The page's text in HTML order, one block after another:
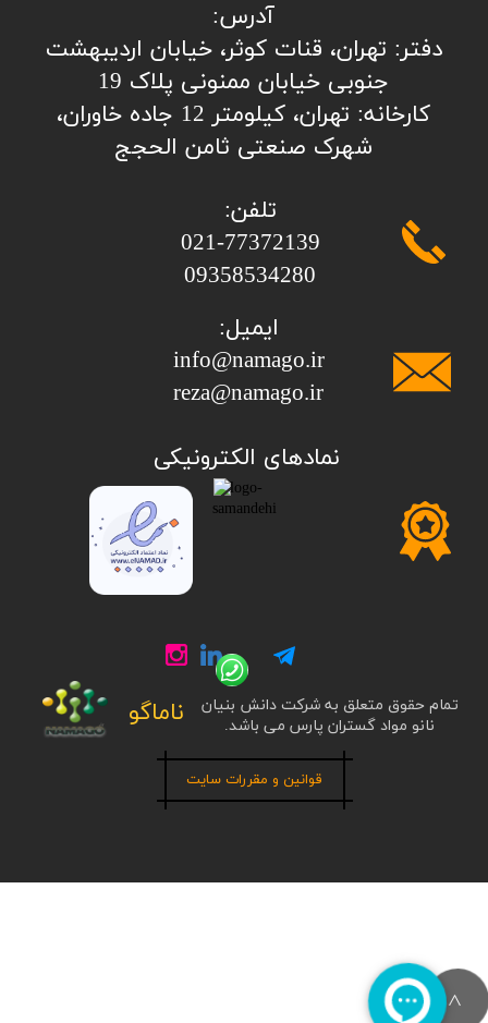
تمام حقوق متعلق به شرکت دانش بنیان
نانو مواد گستران پارس می باشد.
ناماگو
>
تلفن:
​​​​​​​021-77372139
​​​​​​​09358534280
آدرس:
​​​​​​​​دفتر: تهران، قنات کوثر، خیابان اردیبهشت
جنوبی خیابان ممنونی پلاک 19
کارخانه: تهران، کیلومتر 12 جاده خاوران،
شهرک صنعتی ثامن الحجج
ایمیل:
info@namago.ir
​​​​​​​reza@namago.ir
​نمادهای الکترونیکی
قوانین و مقررات سایت